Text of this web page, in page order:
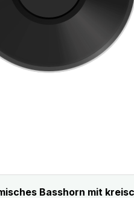
Basshorn mit